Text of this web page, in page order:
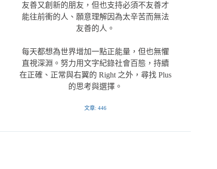
友善又創新的朋友，但也支持必須不友善才
能往前衝的人、願意理解因為太辛苦而無法
友善的人。
每天都想為世界增加一點正能量，但也無懼
直視深淵。努力用文字紀錄社會百態，持續
在正確、正常與右翼的 Right 之外，尋找 Plus
的思考與選擇。
文章: 446